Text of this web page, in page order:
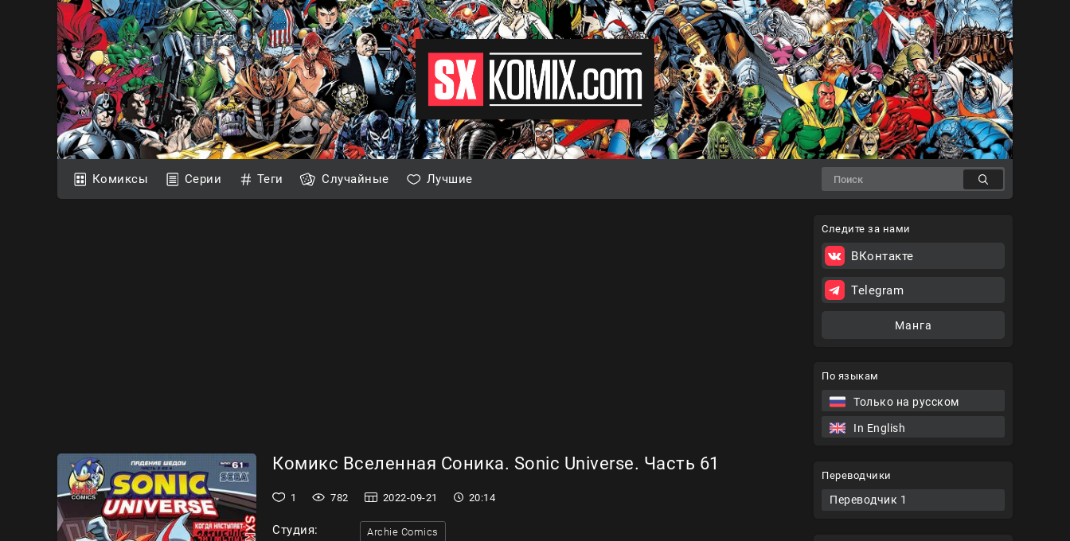
Комиксы Серии Теги Случайные Лучшие
По языкам
Только на русском
In English
Переводчики
Переводчик 1
Комикс Вселенная Соника. Sonic Universe. Часть 61
1 782 2022-09-21 20:14
Студия: Archie Comics
Следите за нами
ВКонтакте
Telegram
Манга